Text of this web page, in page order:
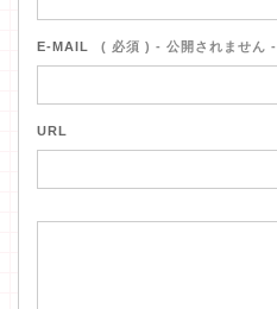
E-MAIL ( 必須 ) - 公開されません -
URL